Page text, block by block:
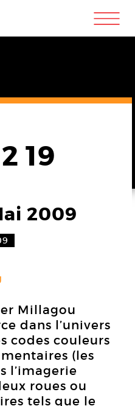
m
19
2009
Millagou
dans l’univers
codes couleurs
(les
l’imagerie
roues ou
tels que le